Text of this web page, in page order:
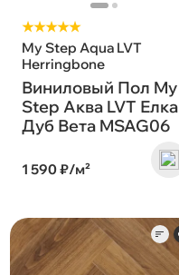
★★★★★
My Step Aqua LVT
Herringbone
Виниловый Пол My
Step Аква LVT Елка
Дуб Вета MSAG06
1 590 ₽/м²